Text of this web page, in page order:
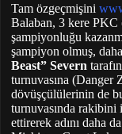
Tam özgeçmişini
Balaban, 3 kere PKC
şampiyonluğu
şampiyon olmuş,
Beast” Severn
turnuvasına (Danger
dövüşçülülerinin de
turnuvasında
ettirerek adını daha